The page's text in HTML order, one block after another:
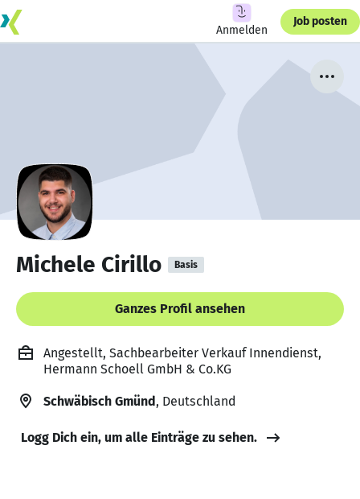
Anmelden
Job posten
Michele Cirillo Basis
Ganzes Profil ansehen
Angestellt, Sachbearbeiter Verkauf Innendienst,
Hermann Schoell GmbH & Co.KG
Schwäbisch Gmünd, Deutschland
Logg Dich ein, um alle Einträge zu sehen.